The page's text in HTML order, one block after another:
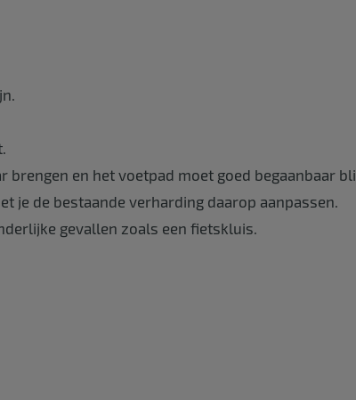
en het voetpad moet goed begaanbaar
je de bestaande verharding daarop aanpassen.
gevallen zoals een fietskluis.